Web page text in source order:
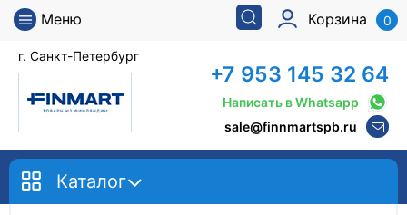
Меню
г. Санкт-Петербург
Корзина 0
+7 953 145 32 64
Написать в Whatsapp
sale@finnmartspb.ru
Каталог